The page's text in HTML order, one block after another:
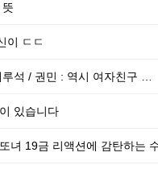
이 ㄷㄷ
석 / 권민 : 역시 여자친구 …
있습니다
녀 19금 리액션에 감탄하는